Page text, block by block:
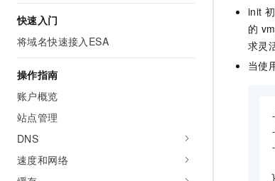
快速入门
将域名快速接入ESA
操作指南
账户概览
站点管理
DNS
速度和网络
init
的
求灵
当使
}
中间件
数据库
大数据计算
媒体服务
企业服务与云通信
可观测
企业出海
政企业务